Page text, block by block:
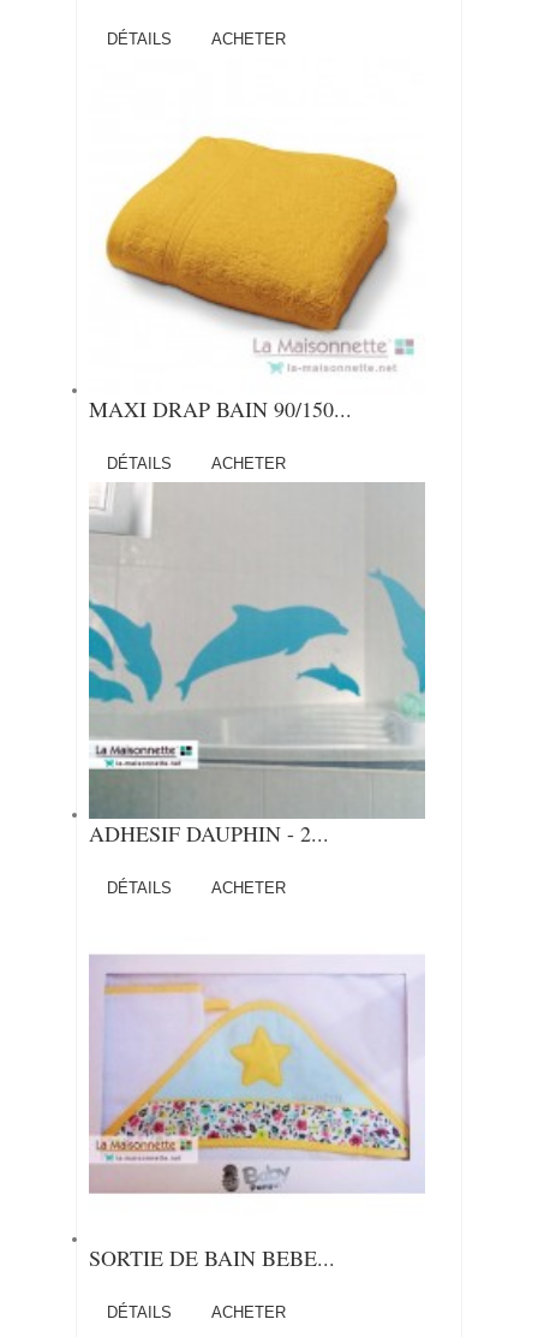
DÉTAILS ACHETER
MAXI DRAP BAIN 90/150...
DÉTAILS ACHETER
ADHESIF DAUPHIN - 2...
DÉTAILS ACHETER
SORTIE DE BAIN BEBE...
DÉTAILS ACHETER